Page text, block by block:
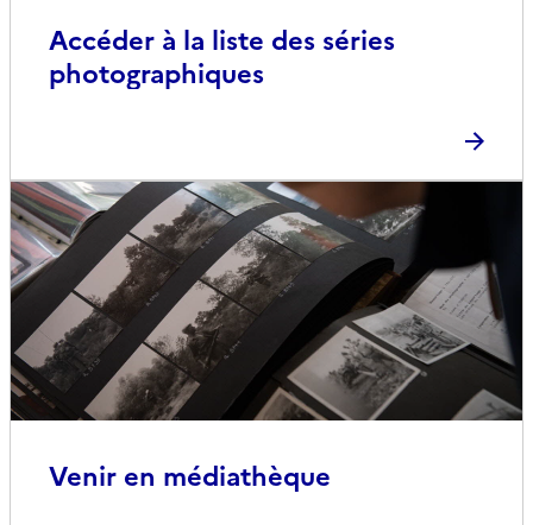
Accéder à la liste des séries
photographiques
Venir en médiathèque